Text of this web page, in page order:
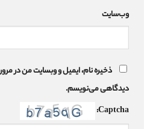
وب‌سایت
ذخیره نام، ایمیل و وبسایت من در
دیدگاهی می‌نویسم.
Captcha: